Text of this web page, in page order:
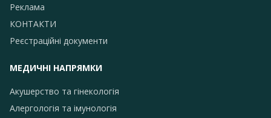
Реклама
КОНТАКТИ
Реєстраційні документи
МЕДИЧНІ НАПРЯМКИ
Акушерство та гінекологія
Алергологія та імунологія